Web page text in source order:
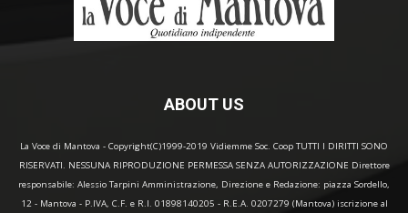
ABOUT US
La Voce di Mantova - Copyright(C)1999-2019 Vidiemme Soc. Coop TUTTI I DIRITTI SONO
RISERVATI. NESSUNA RIPRODUZIONE PERMESSA SENZA AUTORIZZAZIONE Direttore
responsabile: Alessio Tarpini Amministrazione, Direzione e Redazione: piazza Sordello,
12 - Mantova - P.IVA, C.F. e R.I. 01898140205 - R.E.A. 0207279 (Mantova) iscrizione al